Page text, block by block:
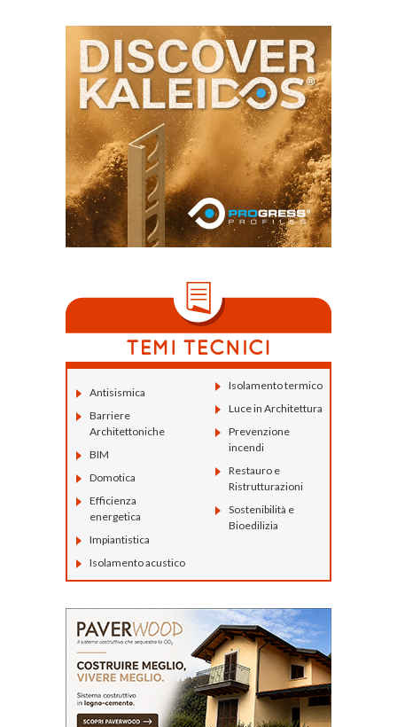
Antisismica
Barriere
Architettoniche
BIM
Domotica
Efficienza
energetica
Impiantistica
Isolamento acustico
Isolamento termico
Luce in Architettura
Prevenzione
incendi
Restauro e
Ristrutturazioni
Sostenibilità e
Bioedilizia